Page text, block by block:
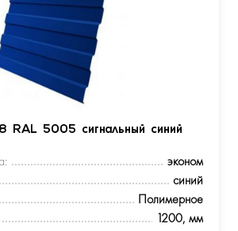
RAL 5005 сигнальный синий
эконом
синий
Полимерное
1200, мм